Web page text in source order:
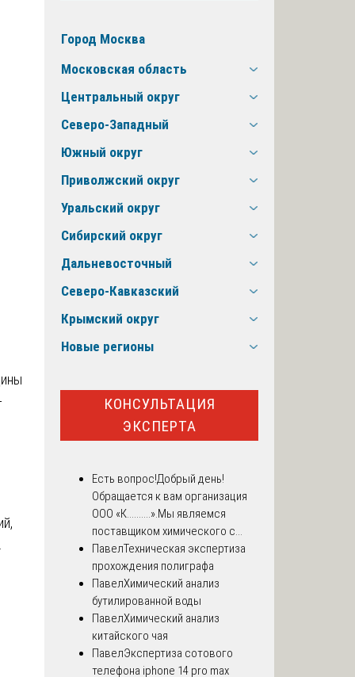
Город Москва
Московская область
Центральный округ
Северо-Западный
Южный округ
Приволжский округ
Уральский округ
Сибирский округ
Дальневосточный
Северо-Кавказский
Крымский округ
Новые регионы
КОНСУЛЬТАЦИЯ
ЭКСПЕРТА
Есть вопрос!Добрый день!
Обращается к вам организация
ООО «К..........».Мы являемся
поставщиком химического с...
ПавелТехническая экспертиза
прохождения полиграфа
ПавелХимический анализ
бутилированной воды
ПавелХимический анализ
китайского чая
ПавелЭкспертиза сотового
телефона iphone 14 pro max